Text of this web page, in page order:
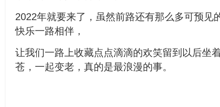
2022年就要来了，虽然前路还有那么多可预见
快乐一路相伴，
让我们一路上收藏点点滴滴的欢笑留到以后坐
苍，一起变老，真的是最浪漫的事。